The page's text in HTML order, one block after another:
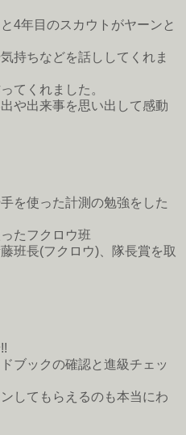
4年目のスカウトがヤーンと
持ちなどを話ししてくれま
てくれました。
や出来事を思い出して感動
を使った計測の勉強をした
たフクロウ班
班長(フクロウ)、隊長賞を取
ブックの確認と進級チェッ
してもらえるのも本当にわ